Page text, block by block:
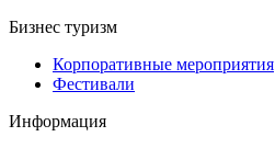
Бизнес туризм
Корпоративные мероприятия
Фестивали
Информация